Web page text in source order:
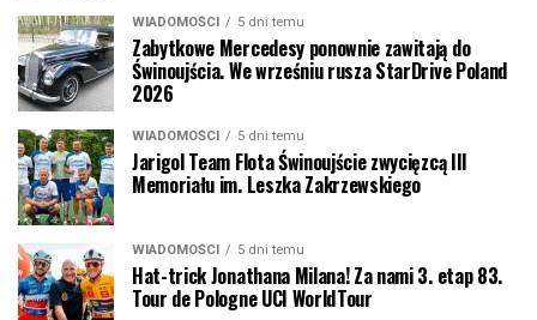
WIADOMOŚCI 5 dni temu
Zabytkowe Mercedesy ponownie zawitają do
Świnoujścia. We wrześniu rusza StarDrive Poland
2026
WIADOMOŚCI 5 dni temu
Jarigol Team Flota Świnoujście zwycięzcą III
Memoriału im. Leszka Zakrzewskiego
WIADOMOŚCI 5 dni temu
Hat-trick Jonathana Milana! Za nami 3. etap 83.
Tour de Pologne UCI WorldTour